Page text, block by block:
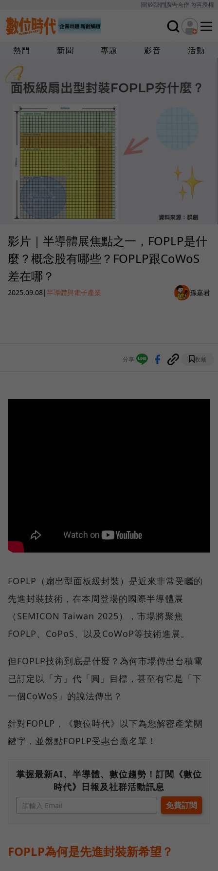
關於我們廣告合作內容授權
熱門 新聞 專題 影音 活動
影片｜半導體展焦點之一，FOPLP是什
麼？概念股有哪些？FOPLP跟CoWoS
差在哪？
2025.09.08|半導體與電子產業 孫嘉君
分享 收藏
FOPLP（扇出型面板級封裝）是近來非常受矚的
先進封裝技術，在本周登場的國際半導體展
（SEMICON Taiwan 2025），市場將聚焦
FOPLP、CoPoS、以及CoWoP等技術進展。
但FOPLP技術到底是什麼？為何市場傳出台積電
已訂定以「方」代「圓」目標，甚至有它是「下
一個CoWoS」的說法傳出？
針對FOPLP，《數位時代》以下為您解密產業關
鍵字，並盤點FOPLP受惠台廠名單！
掌握最新AI、半導體、數位趨勢！訂閱《數位
時代》日報及社群活動訊息
FOPLP為何是先進封裝新希望？